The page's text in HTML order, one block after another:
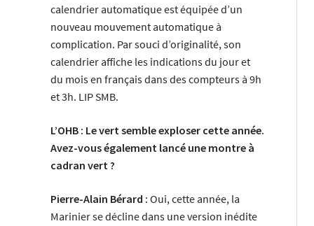
calendrier automatique est équipée d’un
nouveau mouvement automatique à
complication. Par souci d’originalité, son
calendrier affiche les indications du jour et
du mois en français dans des compteurs à 9h
et 3h. LIP SMB.
L’OHB : Le vert semble exploser cette année.
Avez-vous également lancé une montre à
cadran vert ?
Pierre-Alain Bérard : Oui, cette année, la
Marinier se décline dans une version inédite